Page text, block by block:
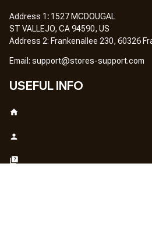
Address 1: 1527 MCDOUGAL
ST VALLEJO, CA 94590, US
Address 2: Frankenallee 230, 60326
Email: support@stores-support.com
USEFUL INFO